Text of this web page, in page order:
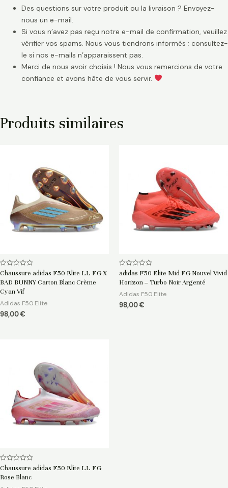
Des questions sur votre produit ou la livraison ? Envoyez-
nous un e-mail.
Si vous n’avez pas reçu notre e-mail de confirmation, veuillez
vérifier vos spams. Nous vous tiendrons informés ; consultez-
le si nos e-mails n’apparaissent pas.
Merci de nous avoir choisis ! Nous vous remercions de votre
confiance et avons hâte de vous servir.
Produits similaires
Note
sur
5
Chaussure adidas F50 Elite LL FG X
BAD BUNNY Carton Blanc Crème
Cyan Vif
Adidas F50 Elite
98,00€
Note
sur
adidas F50 Elite Mid FG Nouvel Vivid
Horizon – Turbo Noir Argenté
Adidas F50 Elite
98,00€
Note
sur
Chaussure adidas F50 Elite LL FG
Rose Blanc